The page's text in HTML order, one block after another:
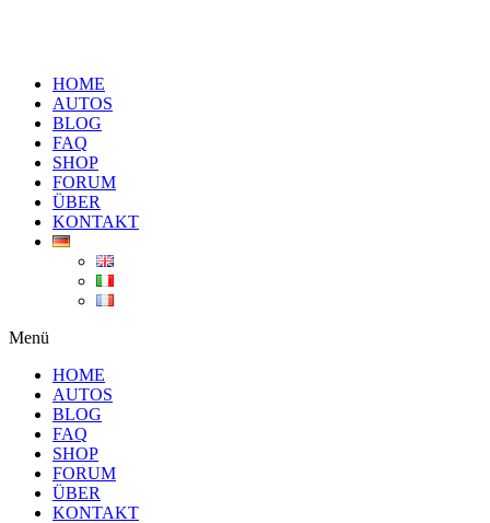
HOME
AUTOS
BLOG
FAQ
SHOP
FORUM
ÜBER
KONTAKT
Menü
HOME
AUTOS
BLOG
FAQ
SHOP
FORUM
ÜBER
KONTAKT